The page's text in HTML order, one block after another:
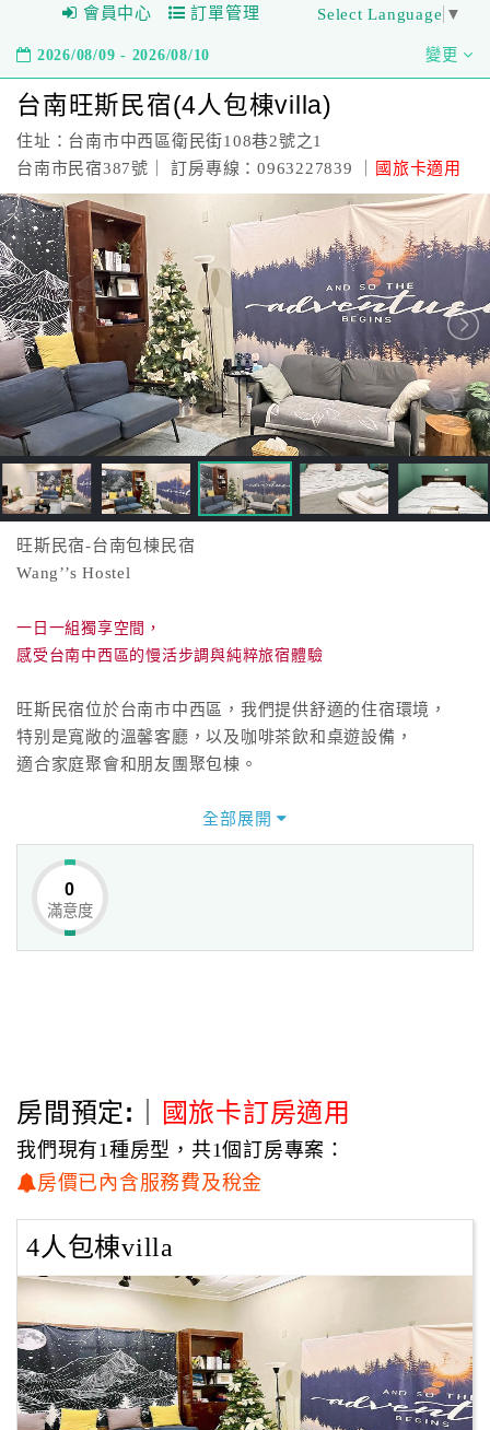
會員中心 訂單管理 Select Language ▼
2026/08/09 - 2026/08/10 變更
台南旺斯民宿(4人包棟villa)
住址：台南市中西區衛民街108巷2號之1
台南市民宿387號｜ 訂房專線：0963227839 ｜
國旅卡適用
旺斯民宿-台南包棟民宿
Wang’’s Hostel
一日一組獨享空間，
感受台南中西區的慢活步調與純粹旅宿體驗
旺斯民宿位於台南市中西區，我們提供舒適的住宿環境，
特别是寬敞的溫馨客廳，以及咖啡茶飲和桌遊設備，
適合家庭聚會和朋友團聚包棟。
全部展開
0
滿意度
房間預定:｜ 國旅卡訂房適用
我們現有1種房型，共1個訂房專案：
房價已內含服務費及稅金
4人包棟villa